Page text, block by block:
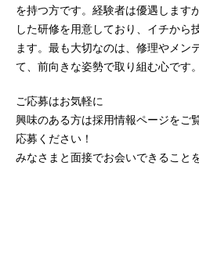
を持つ方です。経験者は優遇します
した研修を用意しており、イチから
ます。最も大切なのは、修理やメン
て、前向きな姿勢で取り組む心です。
ご応募はお気軽に
興味のある方は採用情報ページをご
応募ください！
みなさまと面接でお会いできること